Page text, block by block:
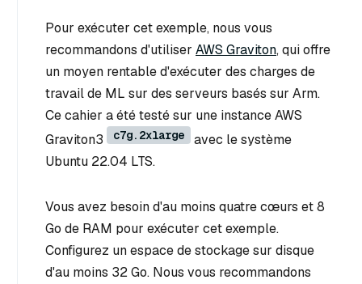
Pour exécuter cet exemple, nous vous
recommandons d'utiliser AWS Graviton, qui offre
un moyen rentable d'exécuter des charges de
travail de ML sur des serveurs basés sur Arm.
Ce cahier a été testé sur une instance AWS
Graviton3
c7g.2xlarge
avec le système
Ubuntu 22.04 LTS.
Vous avez besoin d'au moins quatre cœurs et 8
Go de RAM pour exécuter cet exemple.
Configurez un espace de stockage sur disque
d'au moins 32 Go. Nous vous recommandons